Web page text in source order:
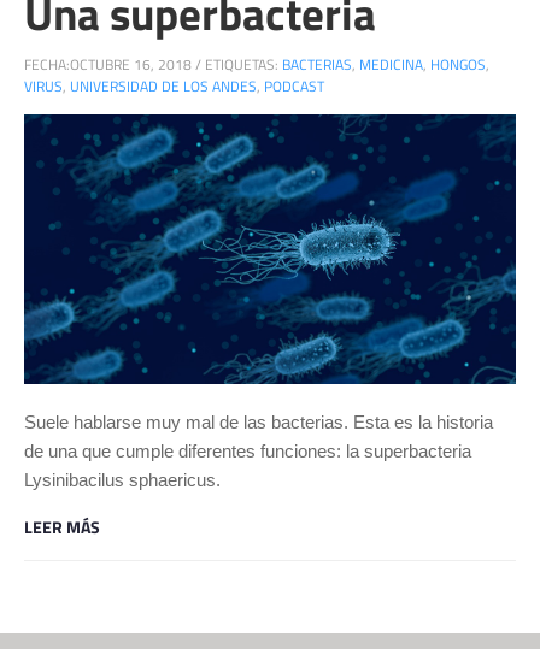
FECHA:OCTUBRE 16, 2018/ ETIQUETAS: BACTERIAS, MEDICINA, HONGOS,
VIRUS, UNIVERSIDAD DE LOS ANDES, PODCAST
Suele hablarse muy mal de las bacterias. Esta es la historia
de una que cumple diferentes funciones: la superbacteria
Lysinibacilus sphaericus.
LEER MÁS